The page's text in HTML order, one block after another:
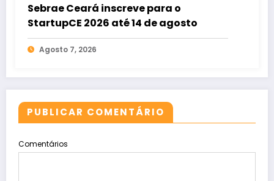
Sebrae Ceará inscreve para o
StartupCE 2026 até 14 de agosto
Agosto 7, 2026
PUBLICAR COMENTÁRIO
Comentários